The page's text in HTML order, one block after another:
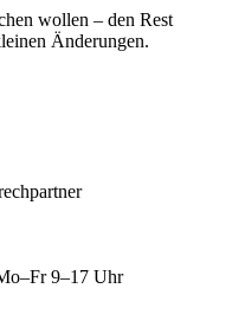
wollen – den Rest
Änderungen.
9–17 Uhr